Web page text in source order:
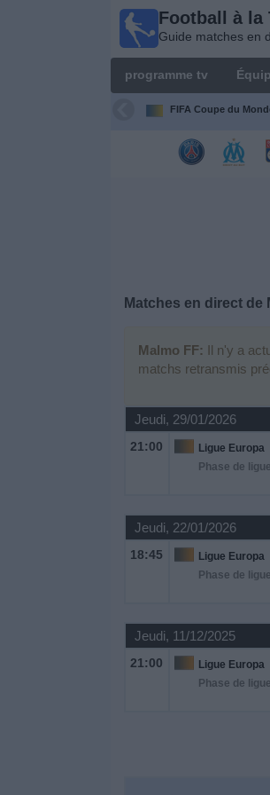
Football à la
Guide matches en
programme tv
FIFA Coupe du
Matches en direct de
Malmo FF: Il n'y a
matchs retransmis
Jeudi, 29/01/2026
21:00
Ligue Europa
Phase de ligue
Jeudi, 22/01/2026
18:45
Ligue Europa
Phase de ligue
Jeudi, 11/12/2025
21:00
Ligue Europa
Phase de ligue